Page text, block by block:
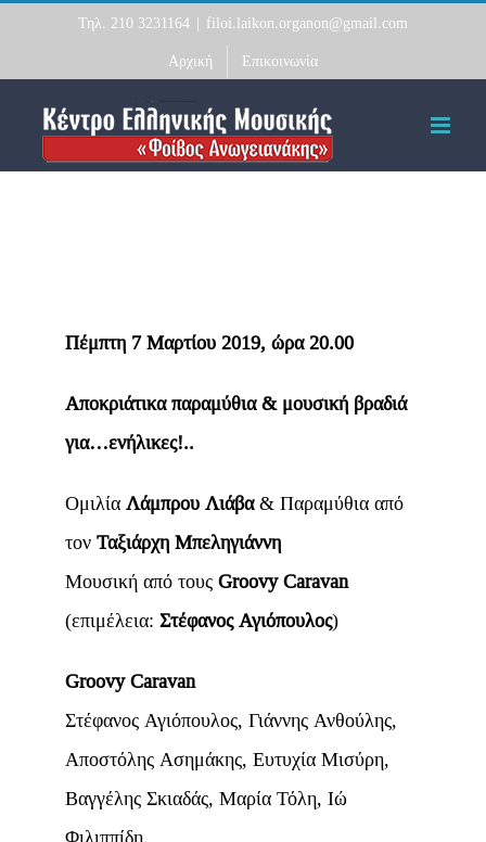
content
Τηλ. 210 3231164 filoi.laikon.organon@gmail.com
Αρχική Επικοινωνία
Πέμπτη 7 Μαρτίου 2019, ώρα 20.00
Αποκριάτικα παραμύθια & μουσική βραδιά
για…ενήλικες!..
Ομιλία Λάμπρου Λιάβα & Παραμύθια από
τον Ταξιάρχη Μπεληγιάννη
Μουσική από τους Groovy Caravan
(επιμέλεια: Στέφανος Αγιόπουλος)
Groovy Caravan
Στέφανος Αγιόπουλος, Γιάννης Ανθούλης,
Αποστόλης Ασημάκης, Ευτυχία Μισύρη,
Βαγγέλης Σκιαδάς, Μαρία Τόλη, Ιώ
Φιλιππίδη.